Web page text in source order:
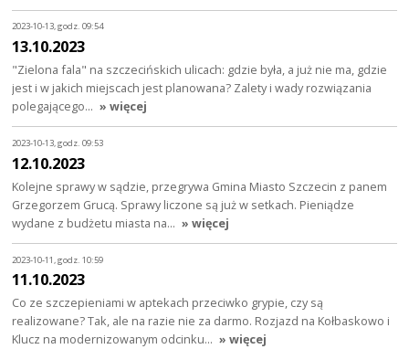
2023-10-13, godz. 09:54
13.10.2023
"Zielona fala" na szczecińskich ulicach: gdzie była, a już nie ma, gdzie
jest i w jakich miejscach jest planowana? Zalety i wady rozwiązania
polegającego… » więcej
2023-10-13, godz. 09:53
12.10.2023
Kolejne sprawy w sądzie, przegrywa Gmina Miasto Szczecin z panem
Grzegorzem Grucą. Sprawy liczone są już w setkach. Pieniądze
wydane z budżetu miasta na… » więcej
2023-10-11, godz. 10:59
11.10.2023
Co ze szczepieniami w aptekach przeciwko grypie, czy są
realizowane? Tak, ale na razie nie za darmo. Rozjazd na Kołbaskowo i
Klucz na modernizowanym odcinku… » więcej